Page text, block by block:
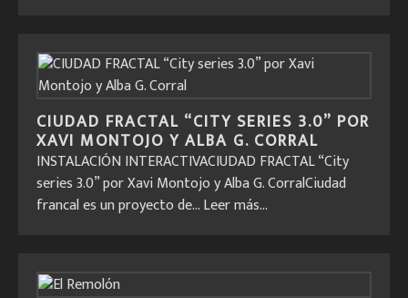
CIUDAD FRACTAL “CITY SERIES 3.0” POR
XAVI MONTOJO Y ALBA G. CORRAL
INSTALACIÓN INTERACTIVACIUDAD FRACTAL “City
series 3.0” por Xavi Montojo y Alba G. CorralCiudad
francal es un proyecto de...Leer más...